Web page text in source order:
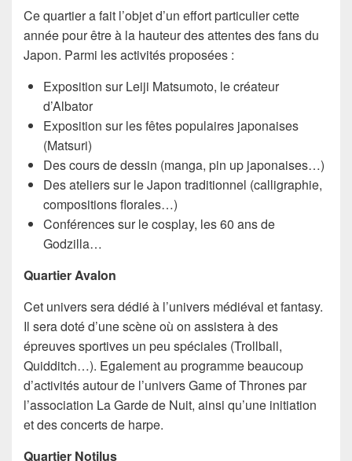
Ce quartier a fait l’objet d’un effort particulier cette
année pour être à la hauteur des attentes des fans du
Japon. Parmi les activités proposées :
Exposition sur Leiji Matsumoto, le créateur
d’Albator
Exposition sur les fêtes populaires japonaises
(Matsuri)
Des cours de dessin (manga, pin up japonaises…)
Des ateliers sur le Japon traditionnel (calligraphie,
compositions florales…)
Conférences sur le cosplay, les 60 ans de
Godzilla…
Quartier Avalon
Cet univers sera dédié à l’univers médiéval et fantasy.
Il sera doté d’une scène où on assistera à des
épreuves sportives un peu spéciales (Trollball,
Quidditch…). Egalement au programme beaucoup
d’activités autour de l’univers Game of Thrones par
l’association La Garde de Nuit, ainsi qu’une initiation
et des concerts de harpe.
Quartier Notilus